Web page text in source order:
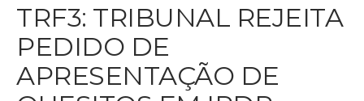
TRF3: TRIBUNAL REJEITA
PEDIDO DE
APRESENTAÇÃO DE